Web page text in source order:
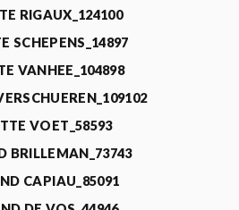
RIGAUX_124100
SCHEPENS_14897
VANHEE_104898
VOET_58593
BRILLEMAN_73743
CAPIAU_85091